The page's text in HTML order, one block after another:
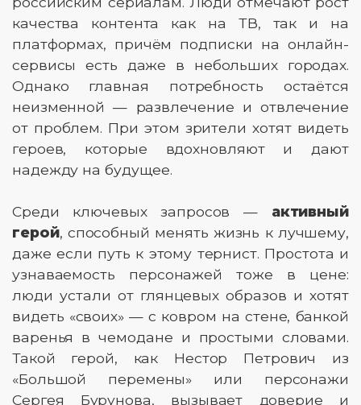
качества контента как на ТВ, так и на
платформах, причём подписки на онлайн-
сервисы есть даже в небольших городах.
Однако главная потребность остаётся
неизменной — развлечение и отвлечение
от проблем. При этом зрители хотят видеть
героев, которые вдохновляют и дают
надежду на будущее.
Среди ключевых запросов — активный
герой, способный менять жизнь к лучшему,
даже если путь к этому тернист. Простота и
узнаваемость персонажей тоже в цене:
люди устали от глянцевых образов и хотят
видеть «своих» — с ковром на стене, банкой
варенья в чемодане и простыми словами.
Такой герой, как Нестор Петрович из
«Большой перемены» или персонажи
Сергея Бурунова, вызывает доверие и